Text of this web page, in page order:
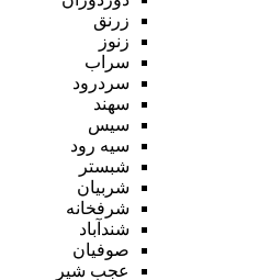
زرنق
زنوز
سراب
سردرود
سهند
سیس
سیه رود
شبستر
شربیان
شرفخانه
شندآباد
صوفیان
عجب شیر